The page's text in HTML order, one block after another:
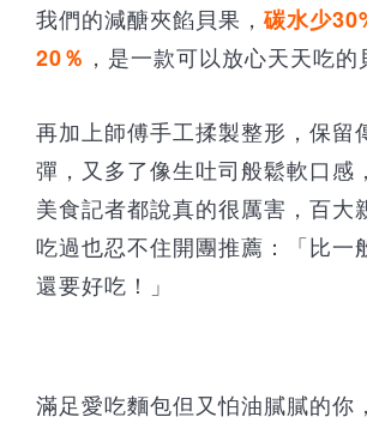
我們的減醣夾餡貝果，碳水少
20％ ， 是一款可以放心天天吃的
再加上師傅手工揉製整形，保留
彈，又多了像生吐司般鬆軟口感
美食記者都說真的很厲害，百大
吃過也忍不住開團推薦：「比一
還要好吃！」
滿足愛吃麵包但又怕油膩膩的你